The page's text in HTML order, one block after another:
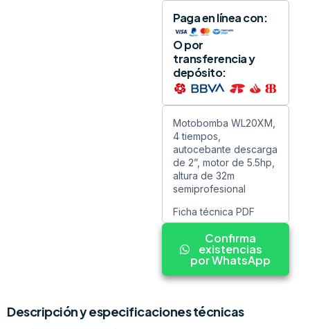
Paga en línea con:
O por
transferencia y
depósito:
Motobomba WL20XM,
4 tiempos,
autocebante descarga
de 2”, motor de 5.5hp,
altura de 32m
semiprofesional
Ficha técnica PDF
Confirma
existencias
por WhatsApp
Descripción y especificaciones técnicas